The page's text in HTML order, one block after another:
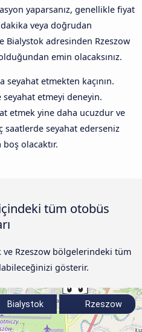
yaparsanız, genellikle fiyat
veya doğrudan
Bialystok adresinden Rzeszow
emin olacaksınız.
etmekten kaçının.
etmeyi deneyin.
etmek yine daha ucuzdur ve
saatlerde seyahat ederseniz
olacaktır.
tüm otobüs
ve Rzeszow bölgelerindeki tüm
gösterir.
Bialystok Rzeszow